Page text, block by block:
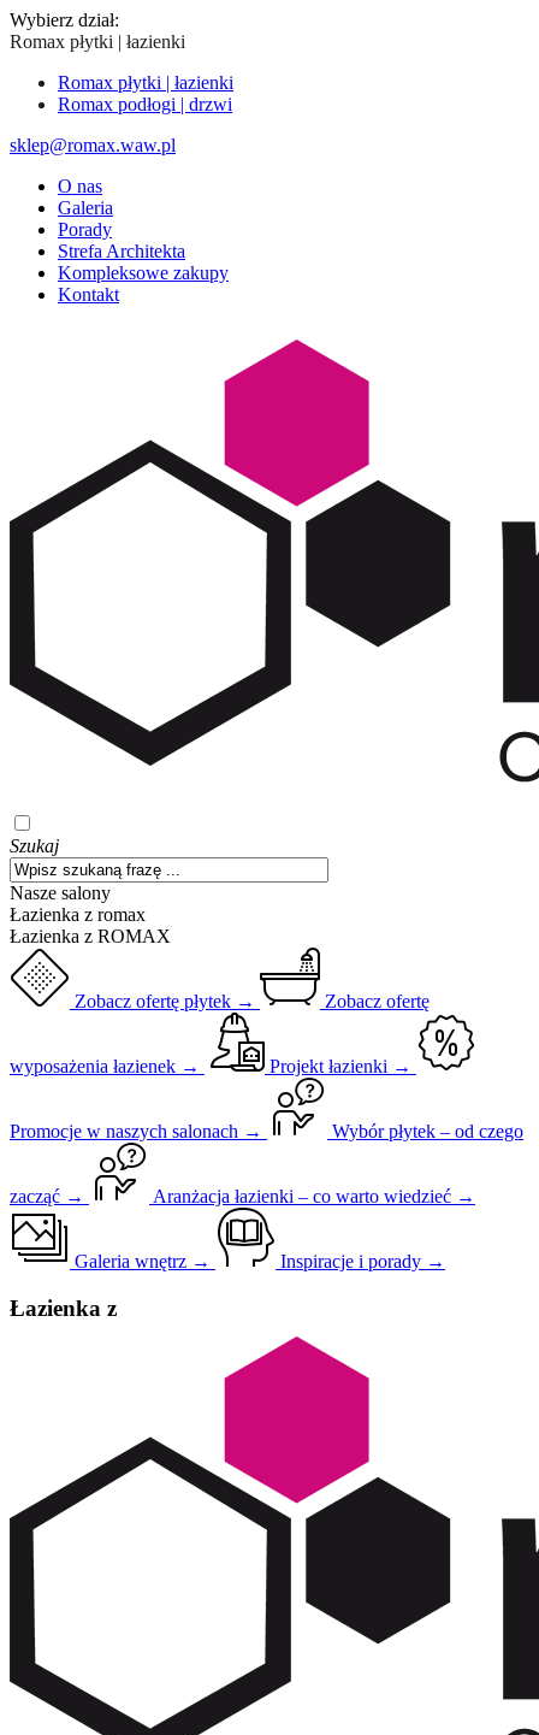
Wybierz dział:
Romax płytki | łazienki
Romax płytki | łazienki
Romax podłogi | drzwi
sklep@romax.waw.pl
O nas
Galeria
Porady
Strefa Architekta
Kompleksowe zakupy
Kontakt
Szukaj
Nasze salony
Łazienka z romax
Łazienka z ROMAX
Zobacz ofertę płytek → Zobacz ofertę
wyposażenia łazienek → Projekt łazienki →
Promocje w naszych salonach → Wybór płytek – od czego
zacząć → Aranżacja łazienki – co warto wiedzieć →
Galeria wnętrz → Inspiracje i porady →
Łazienka z